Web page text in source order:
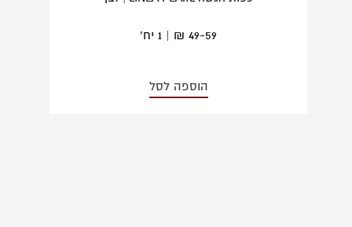
49-59 ₪ | 1 יח'
הוספה לסל